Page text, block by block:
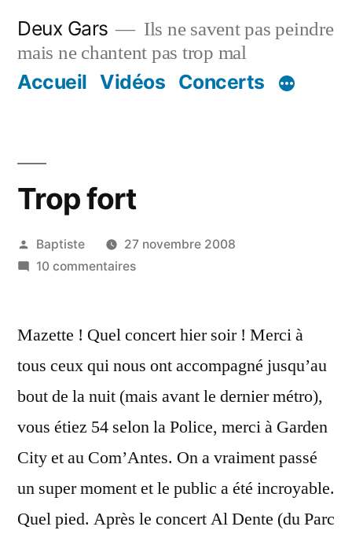
contenu
Deux Gars
Ils ne savent pas peindre
mais ne chantent pas trop mal
Accueil Vidéos Concerts
Trop fort
Publié
par
Baptiste
27 novembre 2008
10 commentairessur
Mazette ! Quel concert hier soir ! Merci à
tous ceux qui nous ont accompagné jusqu’au
bout de la nuit (mais avant le dernier métro),
vous étiez 54 selon la Police, merci à Garden
City et au Com’Antes. On a vraiment passé
un super moment et le public a été incroyable.
Quel pied. Après le concert Al Dente (du Parc